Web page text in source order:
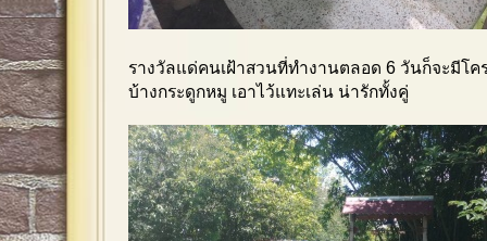
รางวัลแด่คนเฝ้าสวนที่ทำงานตลอด 6 วันก็จะมีโ
บ้างกระดูกหมู เอาไว้แทะเล่น น่ารักทั้งคู่